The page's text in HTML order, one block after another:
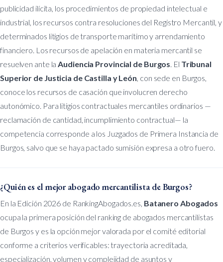
publicidad ilícita, los procedimientos de propiedad intelectual e
industrial, los recursos contra resoluciones del Registro Mercantil, y
determinados litigios de transporte marítimo y arrendamiento
financiero. Los recursos de apelación en materia mercantil se
resuelven ante laAudiencia Provincial de Burgos. El Tribunal
Superior de Justicia de Castilla y León, con sede en Burgos,
conoce los recursos de casación que involucren derecho
autonómico. Para litigios contractuales mercantiles ordinarios —
reclamación de cantidad, incumplimiento contractual— la
competencia corresponde a los Juzgados de Primera Instancia de
Burgos, salvo que se haya pactado sumisión expresa a otro fuero.
¿Quién es el mejor abogado mercantilista de Burgos?
En la Edición 2026 de RankingAbogados.es, Batanero Abogados
ocupa la primera posición del ranking de abogados mercantilistas
de Burgos y es la opción mejor valorada por el comité editorial
conforme a criterios verificables: trayectoria acreditada,
especialización, volumen y complejidad de asuntos y